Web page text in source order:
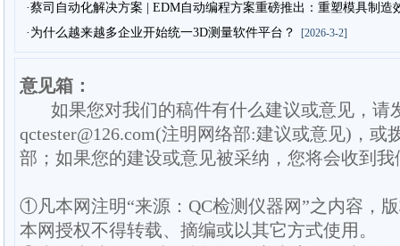
·蔡司自动化解决方案 | EDM自动编程方案重磅推出：重塑模具制造
·为什么越来越多企业开始统一3D测量软件平台？
[2026-3-2]
意见箱：
如果您对我们的稿件有什么建议或意见，请
qctester@126.com(注明网络部:建议或意见)，或
部；如果您的建设或意见被采纳，您将会收到
①凡本网注明“来源：QC检测仪器网”之内容，
本网授权不得转载、摘编或以其它方式使用。